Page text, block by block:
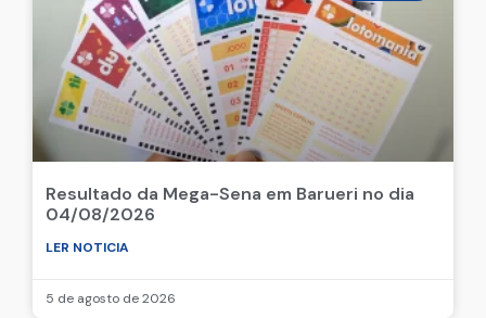
Resultado da Mega-Sena em Barueri no dia
04/08/2026
LER NOTICIA
5 de agosto de 2026